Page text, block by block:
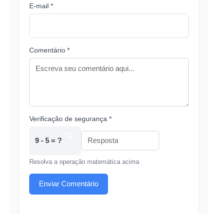
E-mail *
Comentário *
Verificação de segurança *
9 - 5 = ?
Resolva a operação matemática acima
Enviar Comentário